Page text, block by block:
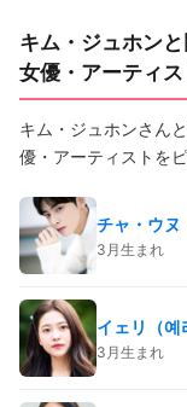
キム・ジュホン
女優・アーティス
キム・ジュホンさん
優・アーティストを
チャ・ウヌ
3月生まれ
イェリ（예
3月生まれ